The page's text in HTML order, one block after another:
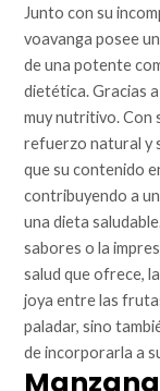
Junto con su
voavanga posee
de una potente
dietética. Gracias
muy nutritivo. Con
refuerzo natural y
que su contenido
contribuyendo a
una dieta
sabores o la
salud que ofrece,
joya entre las
paladar, sino
de incorporarla a